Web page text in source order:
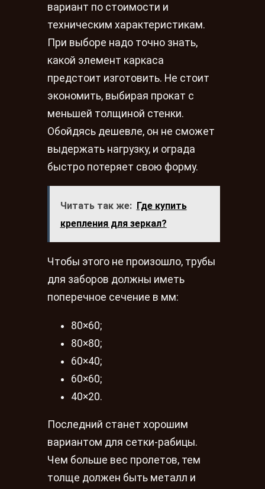
вариант по стоимости и
техническим характеристикам.
При выборе надо точно знать,
какой элемент каркаса
предстоит изготовить. Не стоит
экономить, выбирая прокат с
меньшей толщиной стенки.
Обойдясь дешевле, он не сможет
выдержать нагрузку, и ограда
быстро потеряет свою форму.
Читать так же: Где купить
крепления для зеркал?
Чтобы этого не произошло, трубы
для заборов должны иметь
поперечное сечение в мм:
80×60;
80×80;
60×40;
60×60;
40×20.
Последний станет хорошим
вариантом для сетки-рабицы.
Чем больше вес пролетов, тем
толще должен быть металл и